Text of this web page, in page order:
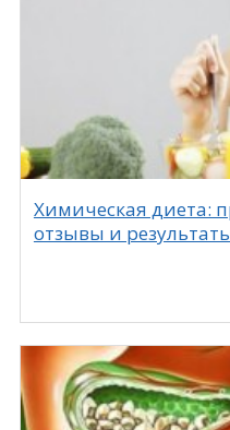
Химическая диета:
отзывы и